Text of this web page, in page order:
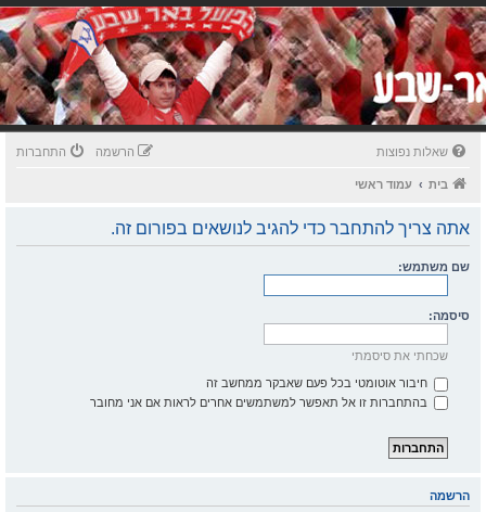
שאלות נפוצות התחברות הרשמה
בית עמוד ראשי
אתה צריך להתחבר כדי להגיב לנושאים בפורום זה.
שם משתמש:
סיסמה:
שכחתי את סיסמתי
חיבור אוטומטי בכל פעם שאבקר ממחשב זה
בהתחברות זו אל תאפשר למשתמשים אחרים לראות אם אני מחובר
הרשמה